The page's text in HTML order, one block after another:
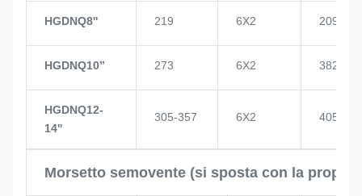
HGDNQ8'' 219 6X2 209
HGDNQ10’’ 273 6X2 382
HGDNQ12-
14''
305-357 6X2 405
Morsetto semovente (si sposta con la propria